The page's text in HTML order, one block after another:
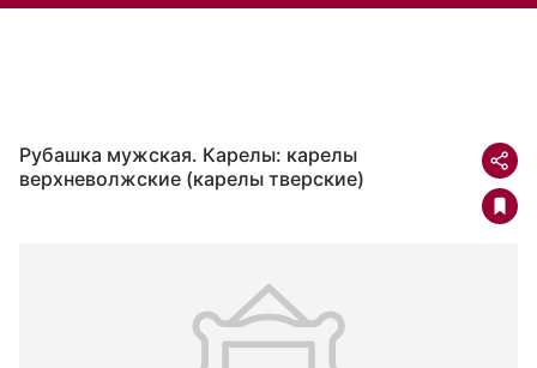
Рубашка мужская. Карелы: карелы
верхневолжские (карелы тверские)